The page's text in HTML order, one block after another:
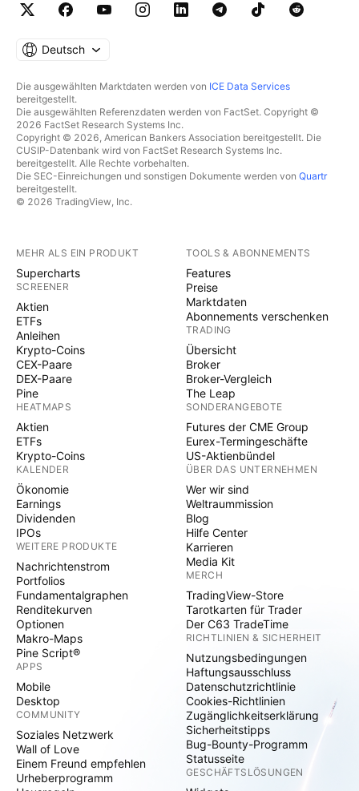
Deutsch
Die ausgewählten Marktdaten werden von ICE Data Services
bereitgestellt.
Die ausgewählten Referenzdaten werden von FactSet. Copyright ©
2026 FactSet Research Systems Inc.
Copyright © 2026, American Bankers Association bereitgestellt. Die
CUSIP-Datenbank wird von FactSet Research Systems Inc.
bereitgestellt. Alle Rechte vorbehalten.
Die SEC-Einreichungen und sonstigen Dokumente werden von Quartr
bereitgestellt.
© 2026 TradingView, Inc.
MEHR ALS EIN PRODUKT
Supercharts
SCREENER
Aktien
ETFs
Anleihen
Krypto-Coins
CEX-Paare
DEX-Paare
Pine
HEATMAPS
Aktien
ETFs
Krypto-Coins
KALENDER
Ökonomie
Earnings
Dividenden
IPOs
WEITERE PRODUKTE
Nachrichtenstrom
Portfolios
Fundamentalgraphen
Renditekurven
Optionen
Makro-Maps
Pine Script®
APPS
Mobile
Desktop
COMMUNITY
Soziales Netzwerk
Wall of Love
Einem Freund empfehlen
Urheberprogramm
TOOLS & ABONNEMENTS
Features
Preise
Marktdaten
Abonnements verschenken
TRADING
Übersicht
Broker
Broker-Vergleich
The Leap
SONDERANGEBOTE
Futures der CME Group
Eurex-Termingeschäfte
US-Aktienbündel
ÜBER DAS UNTERNEHMEN
Wer wir sind
Weltraummission
Blog
Hilfe Center
Karrieren
Media Kit
MERCH
TradingView-Store
Tarotkarten für Trader
Der C63 TradeTime
RICHTLINIEN & SICHERHEIT
Nutzungsbedingungen
Haftungsausschluss
Datenschutzrichtlinie
Cookies-Richtlinien
Zugänglichkeitserklärung
Sicherheitstipps
Bug-Bounty-Programm
Statusseite
GESCHÄFTSLÖSUNGEN